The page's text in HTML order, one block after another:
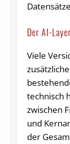
Der AI-
Viele
technisch
zwischen
und
der